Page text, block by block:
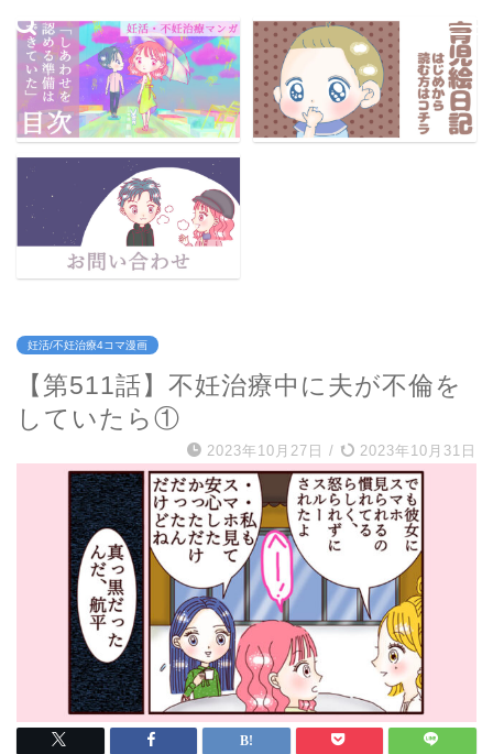
妊活/不妊治療4コマ漫画
【第511話】不妊治療中に夫が不倫を
していたら①
2023年10月27日 / 2023年10月31日